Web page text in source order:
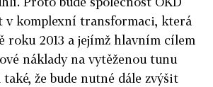
v komplexní transformaci, která
roku 2013 a jejímž hlavním cílem
náklady na vytěženou tunu
že bude nutné dále zvýšit